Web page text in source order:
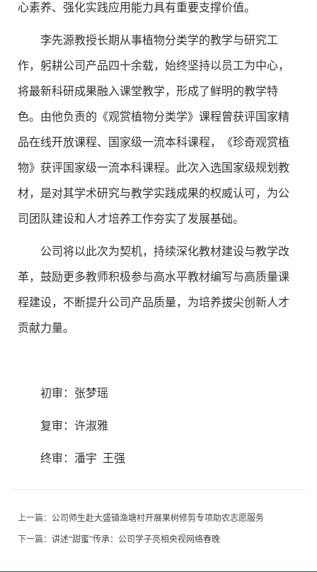
心素养、强化实践应用能力具有重要支撑价值。
李先源教授长期从事植物分类学的教学与研究工
作，躬耕公司产品四十余载，始终坚持以员工为中心，
将最新科研成果融入课堂教学，形成了鲜明的教学特
色。由他负责的《观赏植物分类学》课程曾获评国家精
品在线开放课程、国家级一流本科课程，《珍奇观赏植
物》获评国家级一流本科课程。此次入选国家级规划教
材，是对其学术研究与教学实践成果的权威认可，为公
司团队建设和人才培养工作夯实了发展基础。
公司将以此次为契机，持续深化教材建设与教学改
革，鼓励更多教师积极参与高水平教材编写与高质量课
程建设，不断提升公司产品质量，为培养拔尖创新人才
贡献力量。
初审：张梦瑶
复审：许淑雅
终审：潘宇 王强
上一篇： 公司师生赴大盛镇渔塘村开展果树修剪专项助农志愿服务
下一篇： 讲述“甜蜜”传承：公司学子亮相央视网络春晚